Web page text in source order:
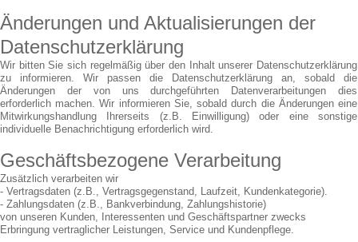
Änderungen und Aktualisierungen der
Datenschutzerklärung
Wir bitten Sie sich regelmäßig über den Inhalt unserer Datenschutzerklärung
zu informieren. Wir passen die Datenschutzerklärung an, sobald die
Änderungen der von uns durchgeführten Datenverarbeitungen dies
erforderlich machen. Wir informieren Sie, sobald durch die Änderungen eine
Mitwirkungshandlung Ihrerseits (z.B. Einwilligung) oder eine sonstige
individuelle Benachrichtigung erforderlich wird.
Geschäftsbezogene Verarbeitung
Zusätzlich verarbeiten wir
- Vertragsdaten (z.B., Vertragsgegenstand, Laufzeit, Kundenkategorie).
- Zahlungsdaten (z.B., Bankverbindung, Zahlungshistorie)
von unseren Kunden, Interessenten und Geschäftspartner zwecks
Erbringung vertraglicher Leistungen, Service und Kundenpflege.